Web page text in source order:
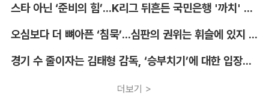
스타 아닌 ‘준비의 힘’...K리그 뒤흔든 국민은행 '까치' 사단 [이영규의 비욘더매치]
오심보다 더 뼈아픈 ‘침묵’...심판의 권위는 휘슬에 있지 않다 [박순규의 창]
경기 수 줄이자는 김태형 감독, ‘승부치기’에 대한 입장부터 밝혀야 [김대호의 야구생각]
더보기 >